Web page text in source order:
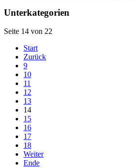
Unterkategorien
Seite 14 von 22
Start
Zurück
9
10
11
12
13
14
15
16
17
18
Weiter
Ende